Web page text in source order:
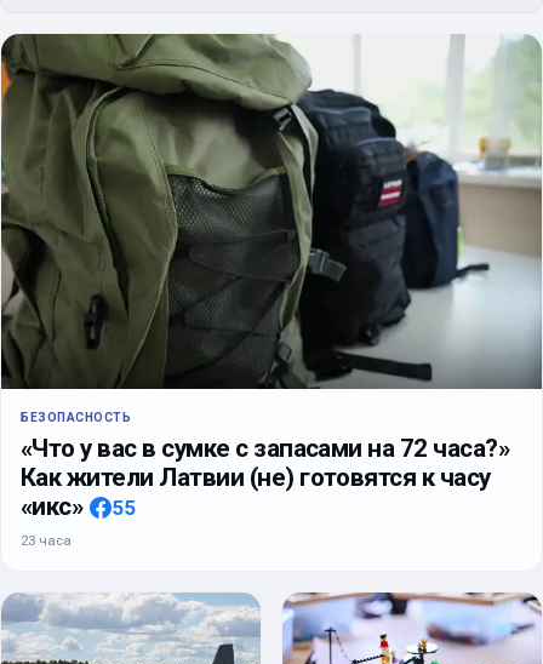
БЕЗОПАСНОСТЬ
«Что у вас в сумке с запасами на 72 часа?»
Как жители Латвии (не) готовятся к часу
«икс»
55
23 часа